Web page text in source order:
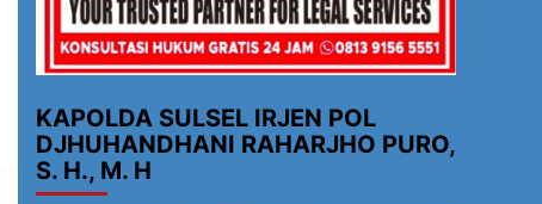
KAPOLDA SULSEL IRJEN POL
DJHUHANDHANI RAHARJHO PURO,
S. H., M. H